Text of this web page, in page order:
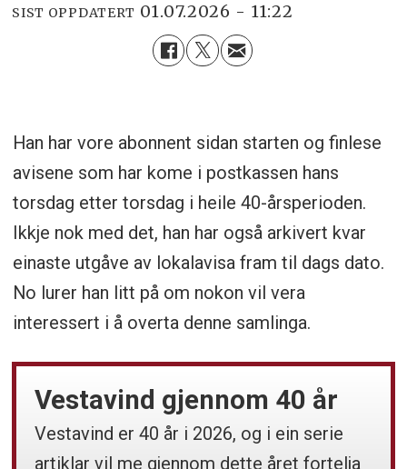
SIST OPPDATERT 01.07.2026 - 11:22
Han har vore abonnent sidan starten og finlese
avisene som har kome i postkassen hans
torsdag etter torsdag i heile 40-årsperioden.
Ikkje nok med det, han har også arkivert kvar
einaste utgåve av lokalavisa fram til dags dato.
No lurer han litt på om nokon vil vera
interessert i å overta denne samlinga.
Vestavind gjennom 40 år
Vestavind er 40 år i 2026, og i ein serie
artiklar vil me gjennom dette året fortelja